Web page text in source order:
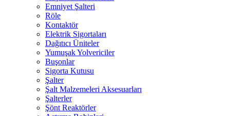
Emniyet Şalteri
Röle
Kontaktör
Elektrik Sigortaları
Dağıtıcı Üniteler
Yumuşak Yolvericiler
Buşonlar
Sigorta Kutusu
Şalter
Şalt Malzemeleri Aksesuarları
Şalterler
Şönt Reaktörler